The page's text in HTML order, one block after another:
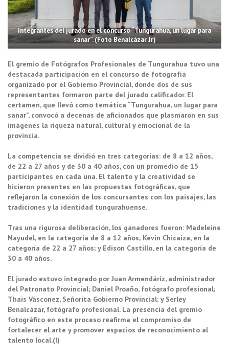
Integrantes del jurado en el concurso “Tungurahua, un lugar para
sanar”. (Foto Benalcázar Jr)
El gremio de Fotógrafos Profesionales de Tungurahua tuvo una
destacada participación en el concurso de fotografía
organizado por el Gobierno Provincial, donde dos de sus
representantes formaron parte del jurado calificador. El
certamen, que llevó como temática “Tungurahua, un lugar para
sanar”, convocó a decenas de aficionados que plasmaron en sus
imágenes la riqueza natural, cultural y emocional de la
provincia.
La competencia se dividió en tres categorías: de 8 a 12 años,
de 22 a 27 años y de 30 a 40 años, con un promedio de 15
participantes en cada una. El talento y la creatividad se
hicieron presentes en las propuestas fotográficas, que
reflejaron la conexión de los concursantes con los paisajes, las
tradiciones y la identidad tungurahuense.
Tras una rigurosa deliberación, los ganadores fueron: Madeleine
Nayudel, en la categoría de 8 a 12 años; Kevin Chicaiza, en la
categoría de 22 a 27 años; y Edison Castillo, en la categoría de
30 a 40 años.
El jurado estuvo integrado por Juan Armendáriz, administrador
del Patronato Provincial; Daniel Proaño, fotógrafo profesional;
Thais Vásconez, Señorita Gobierno Provincial; y Serley
Benalcázar, fotógrafo profesional. La presencia del gremio
fotográfico en este proceso reafirma el compromiso de
fortalecer el arte y promover espacios de reconocimiento al
talento local.(I)